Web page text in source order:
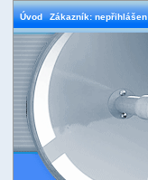
Úvod Zákazník: nepřihlášen